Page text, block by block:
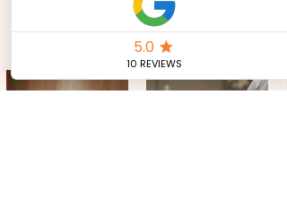
Leave a Review